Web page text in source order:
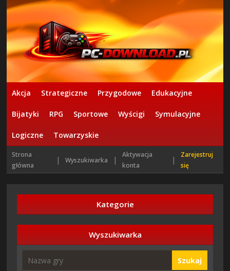
Akcja Strategiczne Przygodowe Edukacyjne
Bijatyki RPG Sportowe Wyścigi Symulacyjne
Logiczne Towarzyskie
Strona
główna
| Wyszukiwarka |
Aktywacja
konta
|
Zarejestruj
się
Kategorie
Wyszukiwarka
Szukaj